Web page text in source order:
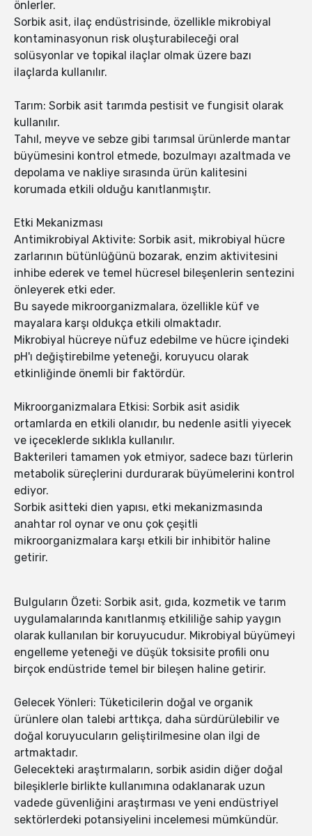
önlerler.
Sorbik asit, ilaç endüstrisinde, özellikle mikrobiyal
kontaminasyonun risk oluşturabileceği oral
solüsyonlar ve topikal ilaçlar olmak üzere bazı
ilaçlarda kullanılır.
Tarım: Sorbik asit tarımda pestisit ve fungisit olarak
kullanılır.
Tahıl, meyve ve sebze gibi tarımsal ürünlerde mantar
büyümesini kontrol etmede, bozulmayı azaltmada ve
depolama ve nakliye sırasında ürün kalitesini
korumada etkili olduğu kanıtlanmıştır.
Etki Mekanizması
Antimikrobiyal Aktivite: Sorbik asit, mikrobiyal hücre
zarlarının bütünlüğünü bozarak, enzim aktivitesini
inhibe ederek ve temel hücresel bileşenlerin sentezini
önleyerek etki eder.
Bu sayede mikroorganizmalara, özellikle küf ve
mayalara karşı oldukça etkili olmaktadır.
Mikrobiyal hücreye nüfuz edebilme ve hücre içindeki
pH'ı değiştirebilme yeteneği, koruyucu olarak
etkinliğinde önemli bir faktördür.
Mikroorganizmalara Etkisi: Sorbik asit asidik
ortamlarda en etkili olanıdır, bu nedenle asitli yiyecek
ve içeceklerde sıklıkla kullanılır.
Bakterileri tamamen yok etmiyor, sadece bazı türlerin
metabolik süreçlerini durdurarak büyümelerini kontrol
ediyor.
Sorbik asitteki dien yapısı, etki mekanizmasında
anahtar rol oynar ve onu çok çeşitli
mikroorganizmalara karşı etkili bir inhibitör haline
getirir.
Bulguların Özeti: Sorbik asit, gıda, kozmetik ve tarım
uygulamalarında kanıtlanmış etkililiğe sahip yaygın
olarak kullanılan bir koruyucudur. Mikrobiyal büyümeyi
engelleme yeteneği ve düşük toksisite profili onu
birçok endüstride temel bir bileşen haline getirir.
Gelecek Yönleri: Tüketicilerin doğal ve organik
ürünlere olan talebi arttıkça, daha sürdürülebilir ve
doğal koruyucuların geliştirilmesine olan ilgi de
artmaktadır.
Gelecekteki araştırmaların, sorbik asidin diğer doğal
bileşiklerle birlikte kullanımına odaklanarak uzun
vadede güvenliğini araştırması ve yeni endüstriyel
sektörlerdeki potansiyelini incelemesi mümkündür.